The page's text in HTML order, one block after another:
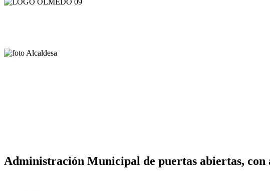
Administración Municipal de puertas abiertas,